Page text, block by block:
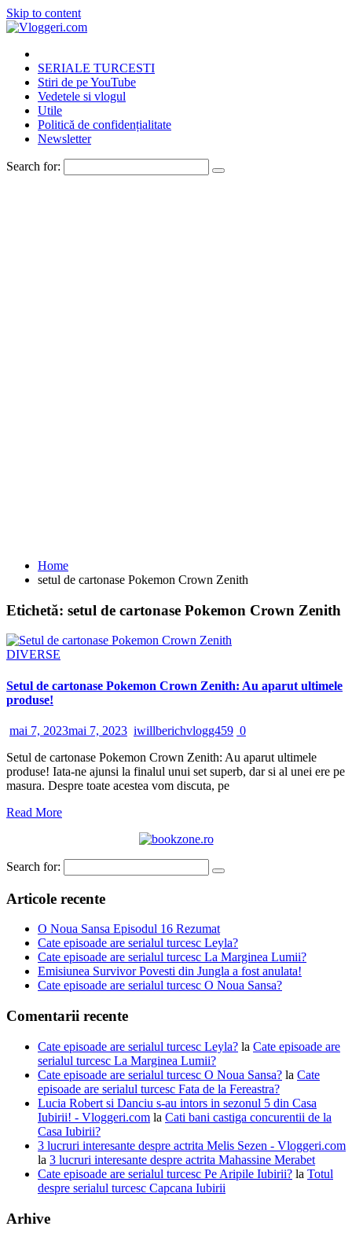
Skip to content
SERIALE TURCESTI
Stiri de pe YouTube
Vedetele si vlogul
Utile
Politică de confidențialitate
Newsletter
Search for:
Home
setul de cartonase Pokemon Crown Zenith
Etichetă: setul de cartonase Pokemon Crown Zenith
DIVERSE
Setul de cartonase Pokemon Crown Zenith: Au aparut ultimele
produse!
mai 7, 2023mai 7, 2023 iwillberichvlogg459 0
Setul de cartonase Pokemon Crown Zenith: Au aparut ultimele
produse! Iata-ne ajunsi la finalul unui set superb, dar si al unei ere pe
masura. Despre toate acestea vom discuta, pe
Read More
Search for:
Articole recente
O Noua Sansa Episodul 16 Rezumat
Cate episoade are serialul turcesc Leyla?
Cate episoade are serialul turcesc La Marginea Lumii?
Emisiunea Survivor Povesti din Jungla a fost anulata!
Cate episoade are serialul turcesc O Noua Sansa?
Comentarii recente
Cate episoade are serialul turcesc Leyla? la Cate episoade are
serialul turcesc La Marginea Lumii?
Cate episoade are serialul turcesc O Noua Sansa? la Cate
episoade are serialul turcesc Fata de la Fereastra?
Lucia Robert si Danciu s-au intors in sezonul 5 din Casa
Iubirii! - Vloggeri.com la Cati bani castiga concurentii de la
Casa Iubirii?
3 lucruri interesante despre actrita Melis Sezen - Vloggeri.com
la 3 lucruri interesante despre actrita Mahassine Merabet
Cate episoade are serialul turcesc Pe Aripile Iubirii? la Totul
despre serialul turcesc Capcana Iubirii
Arhive